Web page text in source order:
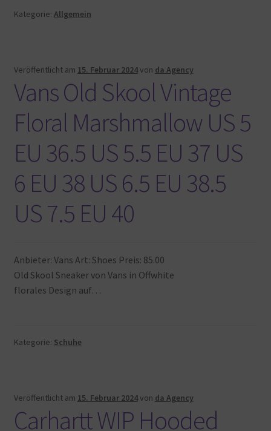
Kategorie: Allgemein
Veröffentlicht am 15. Februar 2024von da Agency
Vans Old Skool Vintage
Floral Marshmallow US 5
EU 36.5 US 5.5 EU 37 US
6 EU 38 US 6.5 EU 38.5
US 7.5 EU 40
Anbieter: Vans Art: Shoes Preis: 85.00
Old Skool Sneaker von Vans in Offwhite
florales Design auf…
Kategorie: Schuhe
Veröffentlicht am 15. Februar 2024von da Agency
Carhartt WIP Hooded